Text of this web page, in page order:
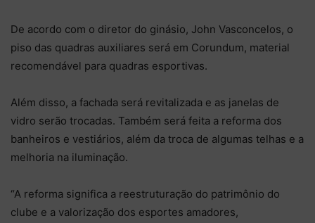
De acordo com o diretor do ginásio, John Vasconcelos, o
piso das quadras auxiliares será em Corundum, material
recomendável para quadras esportivas.
Além disso, a fachada será revitalizada e as janelas de
vidro serão trocadas. Também será feita a reforma dos
banheiros e vestiários, além da troca de algumas telhas e a
melhoria na iluminação.
“A reforma significa a reestruturação do patrimônio do
clube e a valorização dos esportes amadores,